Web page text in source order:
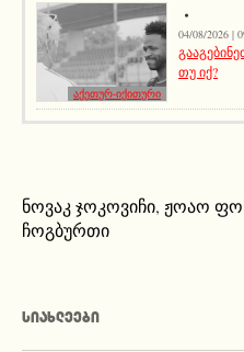
აქეთურ-იქითური
04/08/2026 |
თუ იქ?
ნოვაკ ჯოკოვიჩი, ჟოაო
ჩოგბურთი
ᲡᲘᲐᲮᲚᲔᲔᲑᲘ